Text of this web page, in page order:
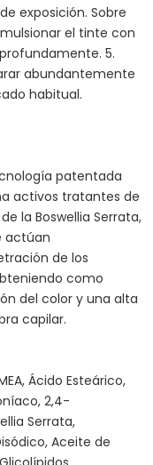
exposición. Sobre
el tinte con
5.
abundantemente
habitual.
patentada
activos tratantes de
la Boswellia Serrata,
actúan
de los
como
del color y una alta
capilar.
Ácido Esteárico,
2,4-
Serrata,
Aceite de